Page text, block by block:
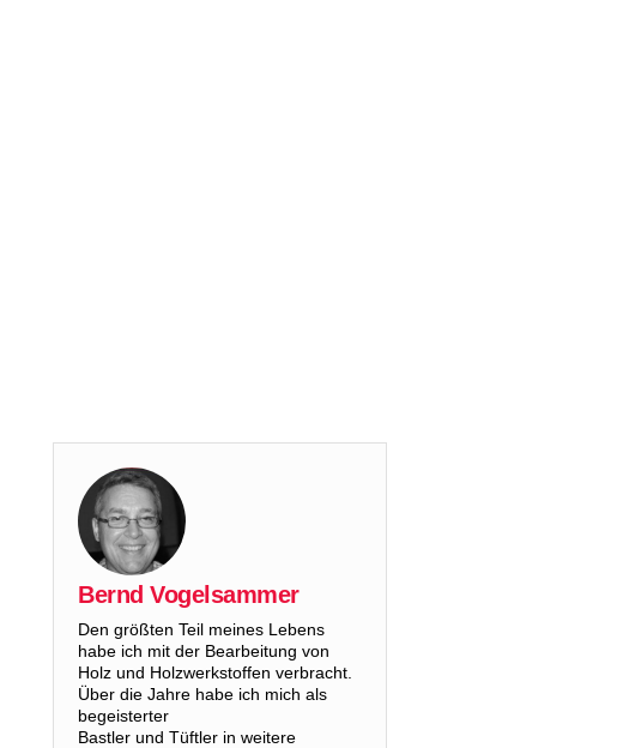
Bernd Vogelsammer
Den größten Teil meines Lebens
habe ich mit der Bearbeitung von
Holz und Holzwerkstoffen verbracht.
Über die Jahre habe ich mich als
begeisterter
Bastler und Tüftler in weitere